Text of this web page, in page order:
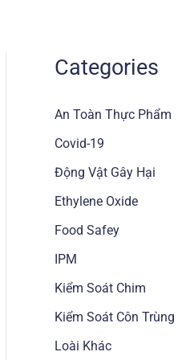
Categories
An Toàn Thực Phẩm
Covid-19
Động Vật Gây Hại
Ethylene Oxide
Food Safey
IPM
Kiểm Soát Chim
Kiểm Soát Côn Trùng
Loài Khác